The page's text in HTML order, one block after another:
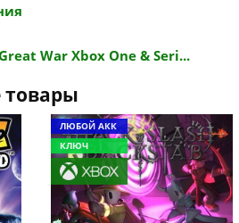
War Xbox One & Seri...
ЛЮБОЙ АКК
КЛЮЧ